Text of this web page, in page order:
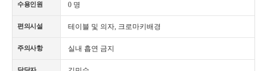
수용인원 0 명
편의시설 테이블 및 의자, 크로마키배경
주의사항 실내 흡연 금지